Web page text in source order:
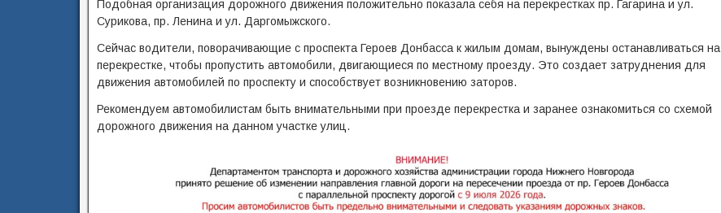
Подобная организация дорожного движения положительно показала себя на перекрестках пр. Гагарина и ул.
Сурикова, пр. Ленина и ул. Даргомыжского.
Сейчас водители, поворачивающие с проспекта Героев Донбасса к жилым домам, вынуждены останавливаться на
перекрестке, чтобы пропустить автомобили, двигающиеся по местному проезду. Это создает затруднения для
движения автомобилей по проспекту и способствует возникновению заторов.
Рекомендуем автомобилистам быть внимательными при проезде перекрестка и заранее ознакомиться со схемой
дорожного движения на данном участке улиц.